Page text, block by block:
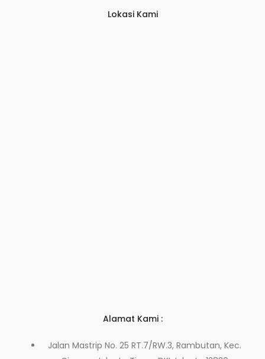
Lokasi Kami
Alamat Kami :
Jalan Mastrip No. 25 RT.7/RW.3, Rambutan, Kec.